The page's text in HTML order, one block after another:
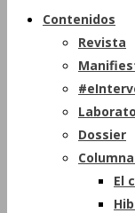
Contenidos
Revista
Dossier
El